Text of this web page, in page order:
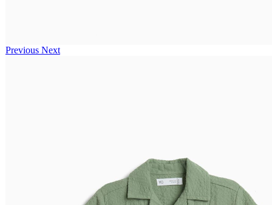
Previous Next